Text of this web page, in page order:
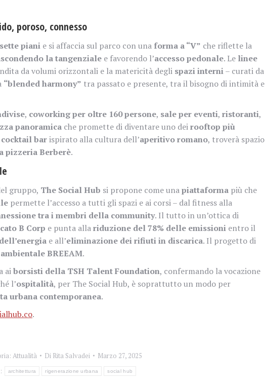
poroso, connesso
sette piani e si affaccia sul parco con una forma a “V” che riflette la
la tangenziale e favorendo l’accesso pedonale. Le linee
da volumi orizzontali e la matericità degli spazi interni– curati da
“blended harmony” tra passato e presente, tra il bisogno di intimità e
, coworking per oltre 160 persone, sale per eventi, ristoranti,
panoramica che promette di diventare uno deirooftop più
cocktail barispirato alla cultura dell’aperitivo romano, troverà spazio
pizzeria Berberè.
gruppo, The Social Hub si propone come unapiattaforma più che
permette l’accesso a tutti gli spazi e ai corsi – dal fitness alla
tra i membri della community. Il tutto in un’ottica di
B Corp e punta allariduzione del 78% delle emissioni entro il
e all’eliminazione dei rifiuti in discarica. Il progetto di
BREEAM.
aiborsisti della TSH Talent Foundation, confermando la vocazione
l’ospitalità, per The Social Hub, è soprattutto un modo per
urbana contemporanea.
.
Attualità Di Rita Salvadei
Marzo 27, 2025
architettura rigenerazione urbana social hub